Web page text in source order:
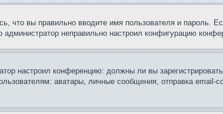
что вы правильно вводите имя пользователя и пароль.
неправильно настроил конфигурацию
настроил конференцию: должны ли вы
аватары, личные сообщения, отправка email-